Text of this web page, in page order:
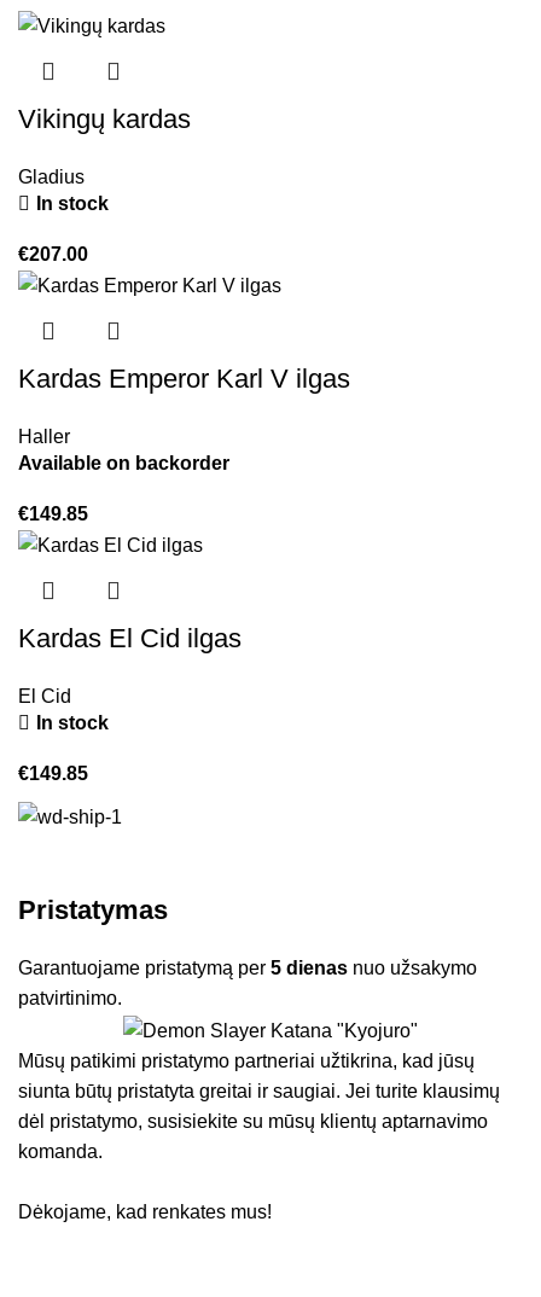
Vikingų kardas
Gladius
In stock
€207.00
Kardas Emperor Karl V ilgas
Haller
Available on backorder
€149.85
Kardas El Cid ilgas
El Cid
In stock
€149.85
Pristatymas
Garantuojame pristatymą per5 dienas nuo užsakymo
patvirtinimo.
Mūsų patikimi pristatymo partneriai užtikrina, kad jūsų
siunta būtų pristatyta greitai ir saugiai. Jei turite klausimų
dėl pristatymo, susisiekite su mūsų klientų aptarnavimo
komanda.
Dėkojame, kad renkates mus!